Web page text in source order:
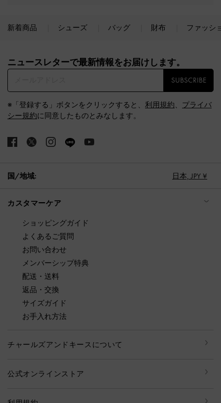
新着商品 シューズ バッグ 財布 ファッシ
ニュースレターで最新情報をお届けします。​
SUBSCRIBE
※「登録する」ボタンをクリックすると、 利用規約、 プライバ
シー規約に同意したものとみなします。
国/地域: 日本, JPY ¥
カスタマーケア
ショッピングガイド
よくあるご質問
お問い合わせ
メンバーシップ特典
配送・送料
返品・交換
サイズガイド
お手入れ方法
チャールズアンドキースについて
公式オンラインストア